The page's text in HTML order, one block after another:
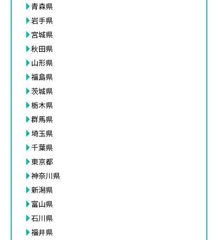
青森県
岩手県
宮城県
秋田県
山形県
福島県
茨城県
栃木県
群馬県
埼玉県
千葉県
東京都
神奈川県
新潟県
富山県
石川県
福井県